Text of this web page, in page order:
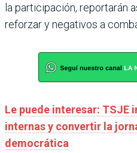
la participación, reportarán
reforzar y negativos a
Le puede interesar: TSJE
internas y convertir la
democrática